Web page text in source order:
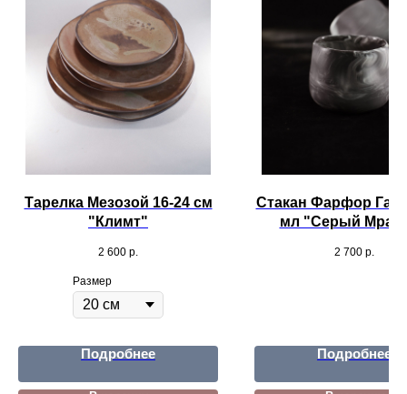
Тарелка Мезозой 16-24 см
"Климт"
2 600 р.
Размер
Подробнее
Стакан Фарфор
мл "Серый
2 700 р.
Подробнее